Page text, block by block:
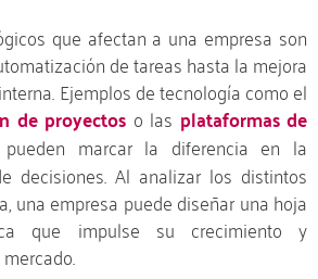
que afectan a una empresa son
de tareas hasta la mejora
Ejemplos de tecnología como el
de proyectos o las plataformas de
pueden marcar la diferencia en la
decisiones. Al analizar los distintos
una empresa puede diseñar una hoja
que impulse su crecimiento y